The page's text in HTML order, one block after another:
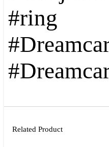
#ring
Related Product